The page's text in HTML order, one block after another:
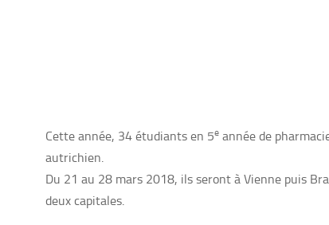
Cette année, 34 étudiants en 5e année de
autrichien.
Du 21 au 28 mars 2018, ils seront à Vienne puis
deux capitales.